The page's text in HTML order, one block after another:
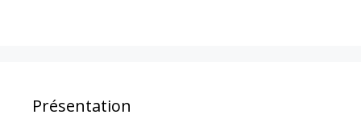
Présentation